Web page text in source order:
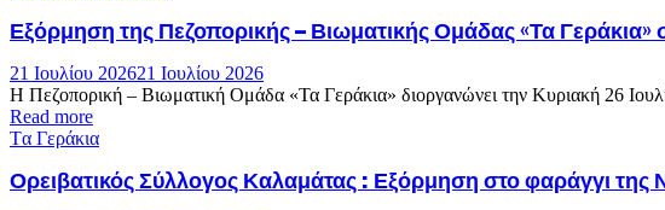
Εξόρμηση της Πεζοπορικής – Βιωματικής Ομάδας «Τα
21 Ιουλίου 202621 Ιουλίου 2026
Η Πεζοπορική – Βιωματική Ομάδα «Τα Γεράκια» διοργανώνει την Κυριακή 26
Read more
Tα Γεράκια
Ορειβατικός Σύλλογος Καλαμάτας : Εξόρμηση στο φαράγγι